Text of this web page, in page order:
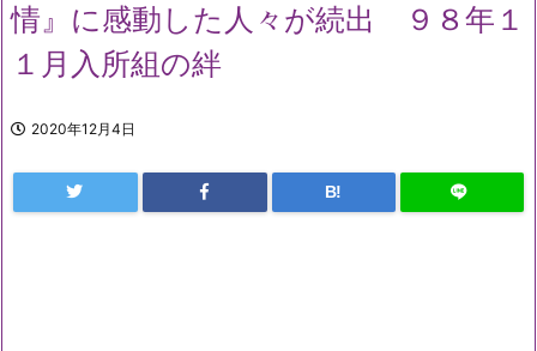
情』に感動した人々が続出 ９８年１
１月入所組の絆
2020年12月4日
B!